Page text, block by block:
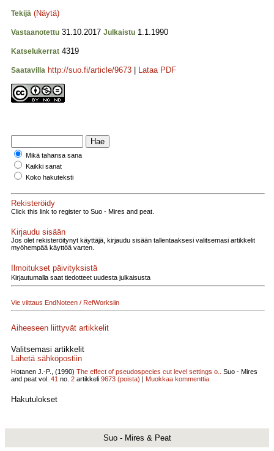
Tekijä (Näytä)
Vastaanotettu 31.10.2017 Julkaistu 1.1.1990
Katselukerrat 4319
Saatavilla http://suo.fi/article/9673 Lataa PDF
Mikä tahansa sana
Kaikki sanat
Koko hakuteksti
Rekisteröidy
Click this link to register to Suo - Mires and peat.
Kirjaudu sisään
Jos olet rekisteröitynyt käyttäjä, kirjaudu sisään tallentaaksesi valitsemasi artikkelit
myöhempää käyttöä varten.
Ilmoitukset päivityksistä
Kirjautumalla saat tiedotteet uudesta julkaisusta
Vie viittaus EndNoteen / RefWorksiin
Aiheeseen liittyvät artikkelit
Valitsemasi artikkelit
Lähetä sähköpostiin
Hotanen J.-P., (1990) The effect of pseudospecies cut level settings o..
Suo - Mires
and peat vol. 41 no. 2 artikkeli 9673 (poista) | Muokkaa kommenttia
Hakutulokset
Suo - Mires & Peat